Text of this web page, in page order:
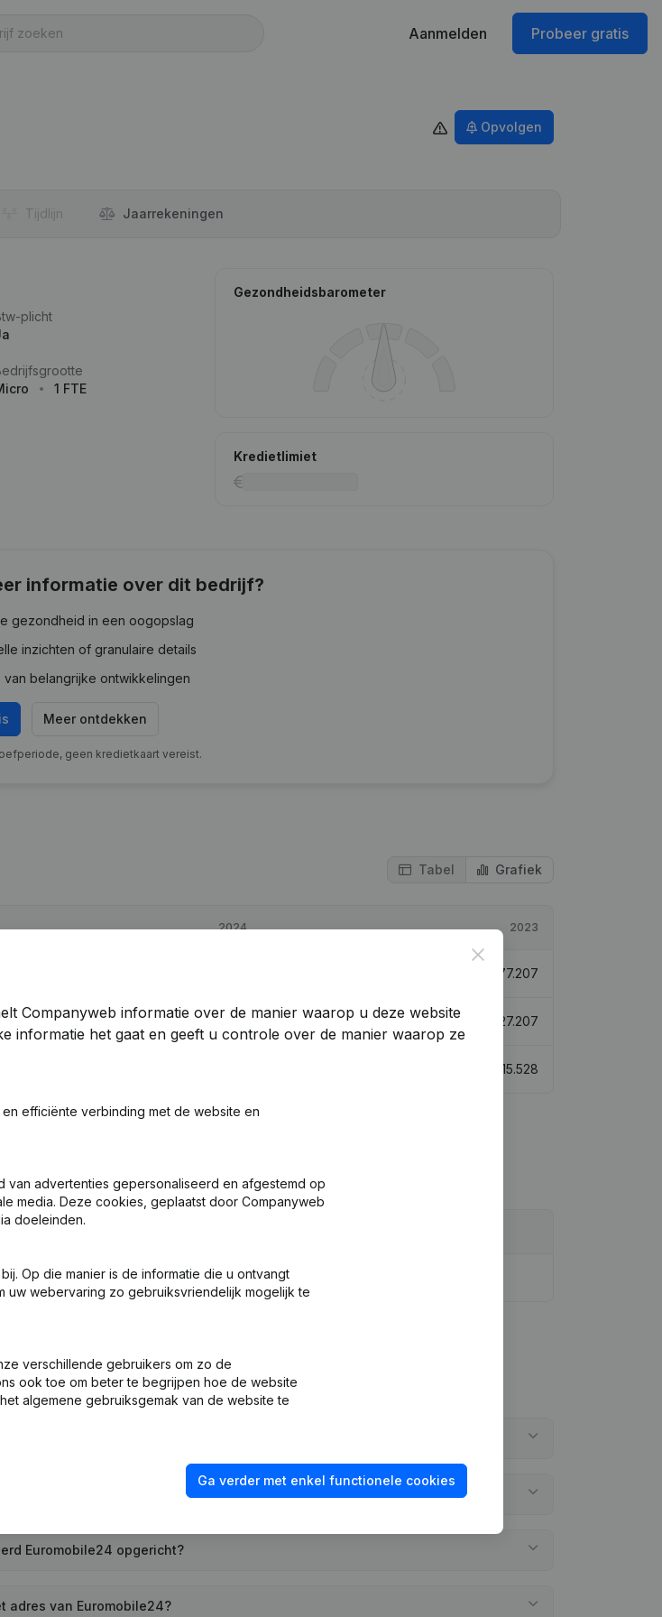
Aanmelden Probeer gratis
Opvolgen
Tijdlijn Jaar­rekeningen
plicht
1 FTE
Gezondheidsbarometer
Kredietlimiet
informatie over dit bedrijf?
gezondheid in een oogopslag
inzichten of granulaire details
van belangrijke ontwikkelingen
Meer ontdekken
geen kredietkaart vereist.
Tabel Grafiek
2024 2023
77.207
€189.560 49,02% 127.207
115.528
Filiale, Usw) (DE)
Euromobile24 opgericht?
adres van Euromobile24?
Close
Companyweb informatie over de manier waarop u deze website
informatie het gaat en geeft u controle over de manier waarop ze
efficiënte verbinding met de website en
advertenties gepersonaliseerd en afgestemd op
media. Deze cookies, geplaatst door Companyweb
doeleinden.
Op die manier is de informatie die u ontvangt
webervaring zo gebruiksvriendelijk mogelijk te
verschillende gebruikers om zo de
ook toe om beter te begrijpen hoe de website
algemene gebruiksgemak van de website te
Ga verder met enkel functionele cookies